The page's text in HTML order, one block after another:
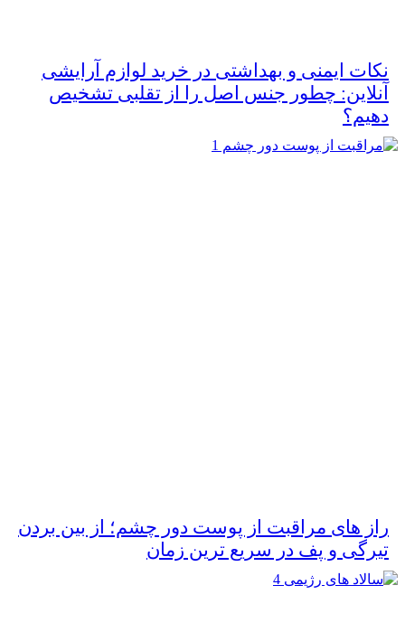
نکات ایمنی و بهداشتی در خرید لوازم آرایشی
آنلاین: چطور جنس اصل را از تقلبی تشخیص
دهیم؟
راز های مراقبت از پوست دور چشم؛ از بین بردن
تیرگی و پف در سریع‌ ترین زمان